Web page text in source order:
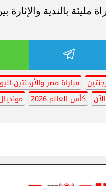
مليئة بالندية
مباراة مصر والأرجنتين
كأس العالم 2026 مونديال 2026